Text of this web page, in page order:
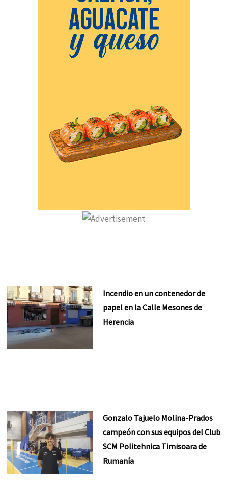
Incendio en un contenedor de
papel en la Calle Mesones de
Herencia
Gonzalo Tajuelo Molina-Prados
campeón con sus equipos del Club
SCM Politehnica Timisoara de
Rumanía